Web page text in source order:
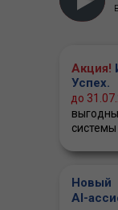
Акция!
Успех.
до
Новый
AI-